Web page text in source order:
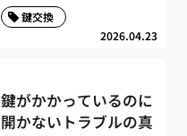
2026.04.23
鍵交換
鍵がかかっているのに
開かないトラブルの真